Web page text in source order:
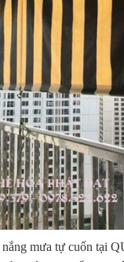
nắng mưa tự cuốn tại